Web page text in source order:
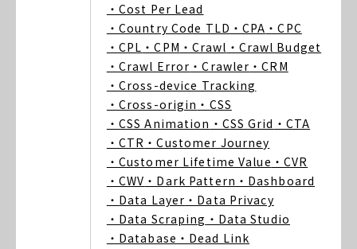
・Cost Per Lead
・Country Code TLD ・CPA ・CPC
・CPL ・CPM ・Crawl ・Crawl Budget
・Crawl Error ・Crawler ・CRM
・Cross-device Tracking
・Cross-origin ・CSS
・CSS Animation ・CSS Grid ・CTA
・CTR ・Customer Journey
・Customer Lifetime Value ・CVR
・CWV ・Dark Pattern ・Dashboard
・Data Layer ・Data Privacy
・Data Scraping ・Data Studio
・Database ・Dead Link